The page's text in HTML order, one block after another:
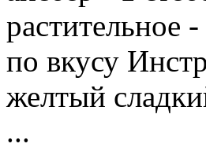
растительное
по вкусу
желтый
...